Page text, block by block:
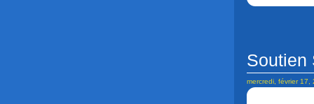
Soutien
mercredi, février 17,